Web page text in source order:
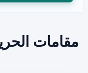
مقامات